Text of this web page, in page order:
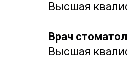
Высшая
Врач
Высшая